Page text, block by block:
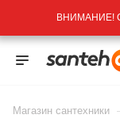
ВНИМАНИЕ!
Магазин сантехники